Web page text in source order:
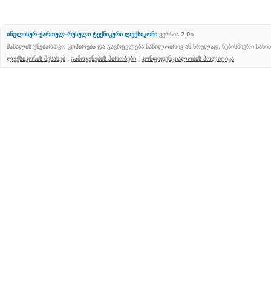
ინგლისურ-ქართულ-რუსული ტექნიკური ლექსიკონი ვერსია 2.0b
მასალის უნებართვო კოპირება და გავრცელება ნაწილობრივ ან სრულად, ნებისმიერი
ლექსიკონის შესახებ | გამოყენების პირობები | კონფიდენციალობის პოლიტიკა